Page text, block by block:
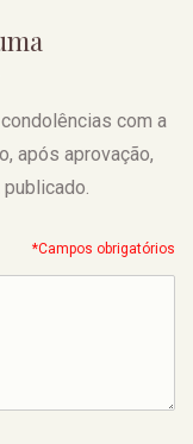
com a
após aprovação,
*Campos obrigatórios